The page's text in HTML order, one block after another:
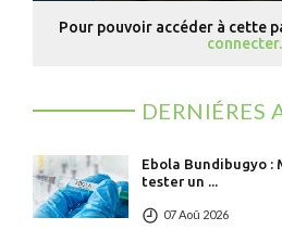
Pour pouvoir accéder à cette
connecter.
DERNIÉRES
Ebola Bundibugyo :
07 Aoû 2026